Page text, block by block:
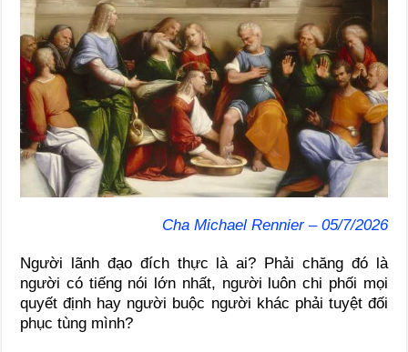
Cha Michael Rennier – 05/7/2026
Người lãnh đạo đích thực là ai? Phải chăng đó là
người có tiếng nói lớn nhất, người luôn chi phối mọi
quyết định hay người buộc người khác phải tuyệt đối
phục tùng mình?